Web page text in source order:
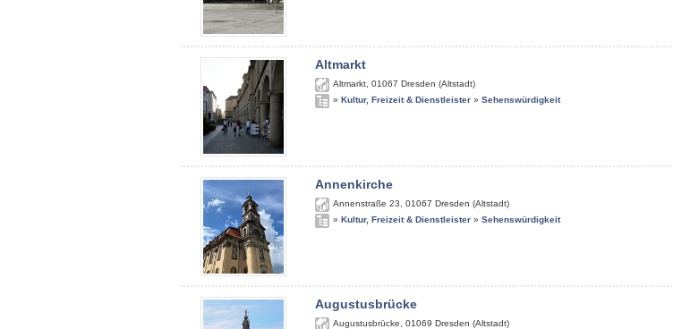
Altmarkt
Altmarkt 01067 Dresden (Altstadt)
» Kultur, Freizeit & Dienstleister » Sehenswürdigkeit
Annenkirche
Annenstraße 23 01067 Dresden (Altstadt)
» Kultur, Freizeit & Dienstleister » Sehenswürdigkeit
Augustusbrücke
Augustusbrücke 01069 Dresden (Altstadt)